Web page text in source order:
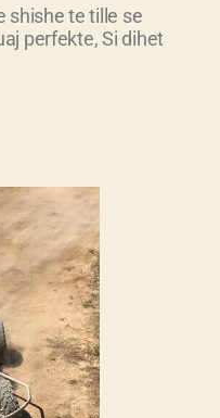
shishe te tille se
perfekte, Si dihet